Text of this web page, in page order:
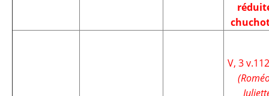
V, 3